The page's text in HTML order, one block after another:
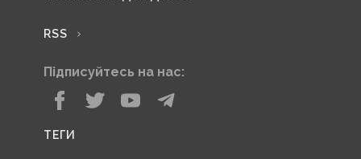
RSS
Підписуйтесь на нас:
ТЕГИ